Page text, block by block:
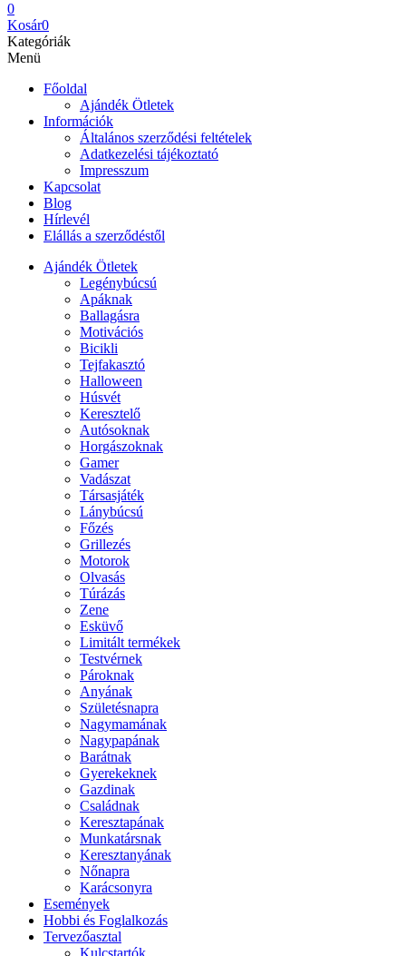
0
Kosár0
Kategóriák
Menü
Főoldal
Ajándék Ötletek
Információk
Általános szerződési feltételek
Adatkezelési tájékoztató
Impresszum
Kapcsolat
Blog
Hírlevél
Elállás a szerződéstől
Ajándék Ötletek
Legénybúcsú
Apáknak
Ballagásra
Motivációs
Bicikli
Tejfakasztó
Halloween
Húsvét
Keresztelő
Autósoknak
Horgászoknak
Gamer
Vadászat
Társasjáték
Lánybúcsú
Főzés
Grillezés
Motorok
Olvasás
Túrázás
Zene
Esküvő
Limitált termékek
Testvérnek
Pároknak
Anyának
Születésnapra
Nagymamának
Nagypapának
Barátnak
Gyerekeknek
Gazdinak
Családnak
Keresztapának
Munkatársnak
Keresztanyának
Nőnapra
Karácsonyra
Események
Hobbi és Foglalkozás
Tervezőasztal
Kulcstartók